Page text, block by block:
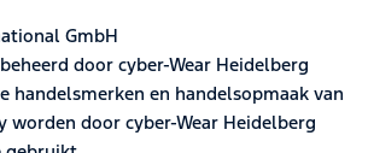
GmbH
door cyber-Wear Heidelberg
handelsmerken en handelsopmaak van
worden door cyber-Wear Heidelberg